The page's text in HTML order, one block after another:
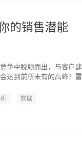
的销售潜能
争中脱颖而出，与客户
达到前所未有的高峰？
数据